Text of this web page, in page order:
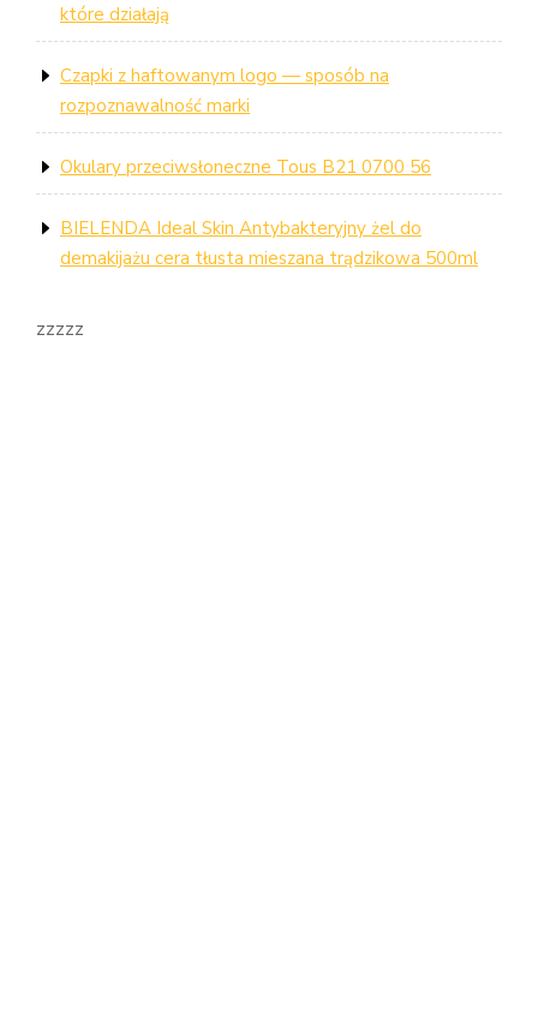
które działają
Czapki z haftowanym logo — sposób na
rozpoznawalność marki
Okulary przeciwsłoneczne Tous B21 0700 56
BIELENDA Ideal Skin Antybakteryjny żel do
demakijażu cera tłusta mieszana trądzikowa 500ml
zzzzz